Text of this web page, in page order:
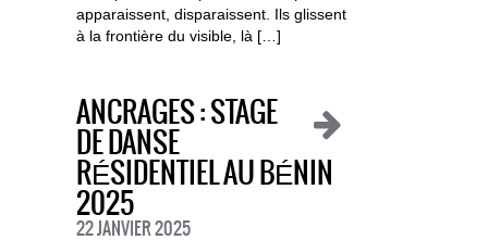
apparaissent, disparaissent. Ils glissent
à la frontière du visible, là […]
ANCRAGES : STAGE
DE DANSE
RÉSIDENTIEL AU BÉNIN
2025
22 JANVIER 2025